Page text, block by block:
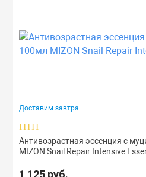
Доставим завтра
Антивозрастная эссенция с
MIZON Snail Repair Intensive
1 125 руб.